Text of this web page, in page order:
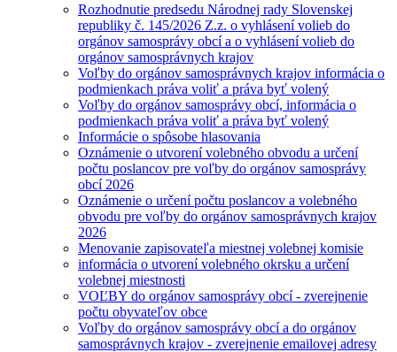
Rozhodnutie predsedu Národnej rady Slovenskej
republiky č. 145/2026 Z.z. o vyhlásení volieb do
orgánov samosprávy obcí a o vyhlásení volieb do
orgánov samosprávnych krajov
Voľby do orgánov samosprávnych krajov informácia o
podmienkach práva voliť a práva byť volený
Voľby do orgánov samosprávy obcí, informácia o
podmienkach práva voliť a práva byť volený
Informácie o spôsobe hlasovania
Oznámenie o utvorení volebného obvodu a určení
počtu poslancov pre voľby do orgánov samosprávy
obcí 2026
Oznámenie o určení počtu poslancov a volebného
obvodu pre voľby do orgánov samosprávnych krajov
2026
Menovanie zapisovateľa miestnej volebnej komisie
informácia o utvorení volebného okrsku a určení
volebnej miestnosti
VOĽBY do orgánov samosprávy obcí - zverejnenie
počtu obyvateľov obce
Voľby do orgánov samosprávy obcí a do orgánov
samosprávnych krajov - zverejnenie emailovej adresy